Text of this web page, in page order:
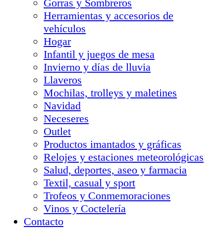
Gorras y Sombreros
Herramientas y accesorios de
vehículos
Hogar
Infantil y juegos de mesa
Invierno y días de lluvia
Llaveros
Mochilas, trolleys y maletines
Navidad
Neceseres
Outlet
Productos imantados y gráficas
Relojes y estaciones meteorológicas
Salud, deportes, aseo y farmacia
Textil, casual y sport
Trofeos y Conmemoraciones
Vinos y Coctelería
Contacto